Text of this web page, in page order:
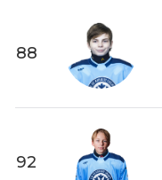
88
92